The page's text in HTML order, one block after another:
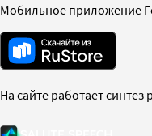
Мобильное приложение
На сайте работает синтез